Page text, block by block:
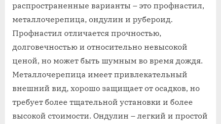
распространенные варианты – это профнастил,
металлочерепица, ондулин и рубероид.
Профнастил отличается прочностью,
долговечностью и относительно невысокой
ценой, но может быть шумным во время дождя.
Металлочерепица имеет привлекательный
внешний вид, хорошо защищает от осадков, но
требует более тщательной установки и более
высокой стоимости. Ондулин – легкий и простой